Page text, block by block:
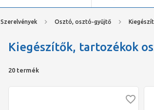
Szerelvények Osztó, osztó-gyűjtő
Kiegészítők, tartozékok
20 termék